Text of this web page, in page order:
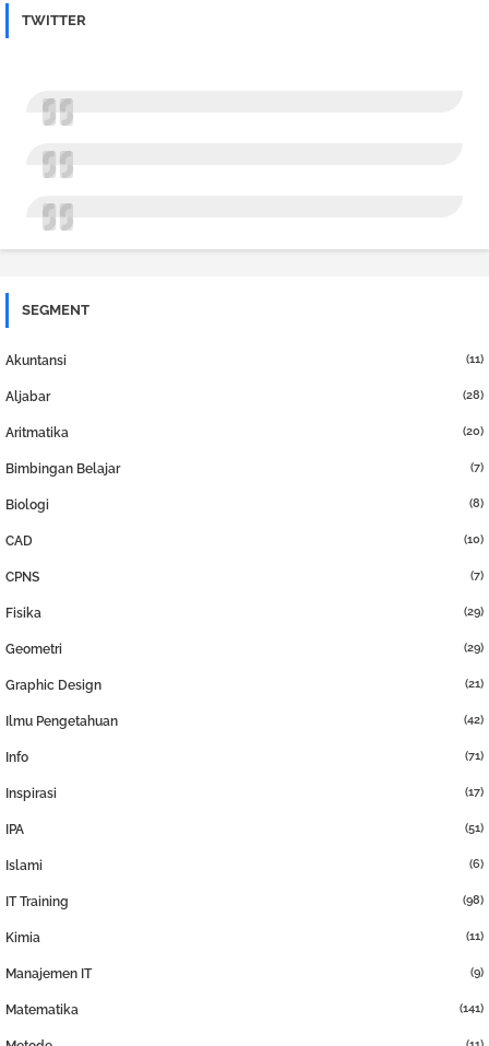
TWITTER
SEGMENT
Akuntansi (11)
Aljabar (28)
Aritmatika (20)
Bimbingan Belajar (7)
Biologi (8)
CAD (10)
CPNS (7)
Fisika (29)
Geometri (29)
Graphic Design (21)
Ilmu Pengetahuan (42)
Info (71)
Inspirasi (17)
IPA (51)
Islami (6)
IT Training (98)
Kimia (11)
Manajemen IT (9)
Matematika (141)